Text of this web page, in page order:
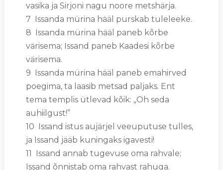
vasika ja Sirjoni nagu noore metshärja.
7 Issanda mürina hääl purskab tuleleeke.
8 Issanda mürina hääl paneb kõrbe
värisema; Issand paneb Kaadesi kõrbe
värisema.
9 Issanda mürina hääl paneb emahirved
poegima, ta laasib metsad paljaks. Ent
tema templis ütlevad kõik: „Oh seda
auhiilgust!”
10 Issand istus aujärjel veeuputuse tulles,
ja Issand jääb kuningaks igavesti!
11 Issand annab tugevuse oma rahvale;
Issand õnnistab oma rahvast rahuga.